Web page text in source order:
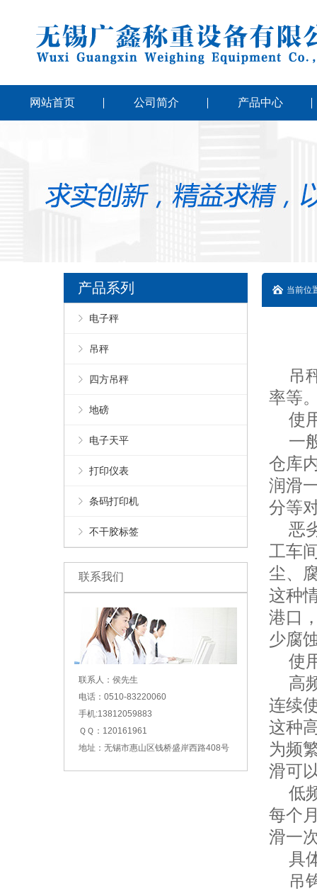
网站首页 公司简介 产品中心
产品系列
电子秤
吊秤
四方吊秤
地磅
电子天平
打印仪表
条码打印机
不干胶标签
联系我们
联系人：侯先生
电话：0510-83220060
手机:13812059883
ＱＱ：120161961
地址：无锡市惠山区钱桥盛岸西路408号
当前位
吊
率等
使
一
仓库
润滑
分等
恶
工车
尘、
这种
港口
少腐
使
高
连续
这种
为频
滑可
低
每个
滑一
具
吊